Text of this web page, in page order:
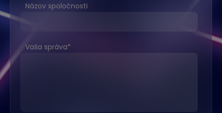
Názov spoločnosti
Vaša správa*